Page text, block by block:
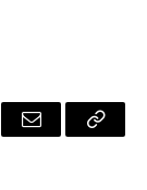
Email
Copy